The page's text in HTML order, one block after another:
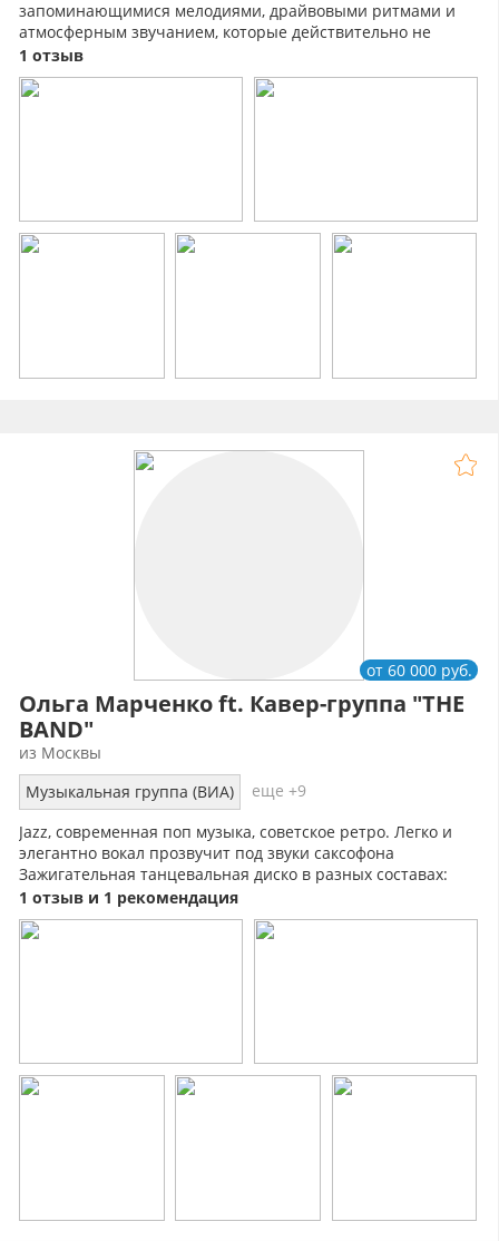
запоминающимися мелодиями, драйвовыми ритмами и
атмосферным звучанием, которые действительно не
оставляют равнодушными и заставляют танцевать.
1 отзыв
Ольга Марченко ft. Кавер-группа "THE
BAND"
от 60 000 руб.
из Москвы
Музыкальная группа (ВИА)
еще +9
Jazz, современная поп музыка, советское ретро. Легко и
элегантно вокал прозвучит под звуки саксофона
Зажигательная танцевальная диско в разных составах:
дуэт, трио. полный состав.
1 отзыв и 1 рекомендация